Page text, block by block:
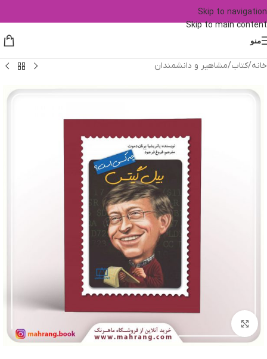
Skip to navigation
Skip to main content
منو
خانه/کتاب/مشاهیر و دانشمندان
بزرگنمایی تصویر